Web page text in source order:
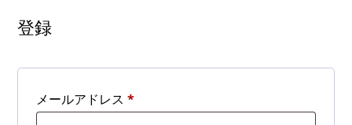
登録
メールアドレス*必